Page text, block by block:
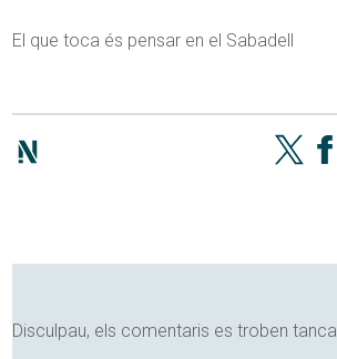
El que toca és pensar en el Sabadell
Disculpau, els comentaris es troben